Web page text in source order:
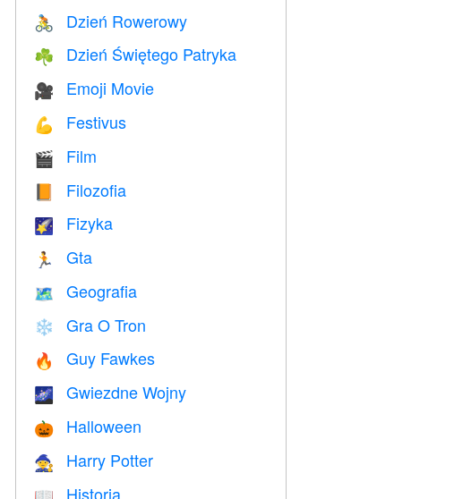
🚴 Dzień Rowerowy
☘️ Dzień Świętego Patryka
🎥 Emoji Movie
💪 Festivus
🎬 Film
Filozofia
🌠 Fizyka
🏃 Gta
🗺 Geografia
❄️ Gra O Tron
🔥 Guy Fawkes
🌌 Gwiezdne Wojny
🎃 Halloween
🧙 Harry Potter
Historia